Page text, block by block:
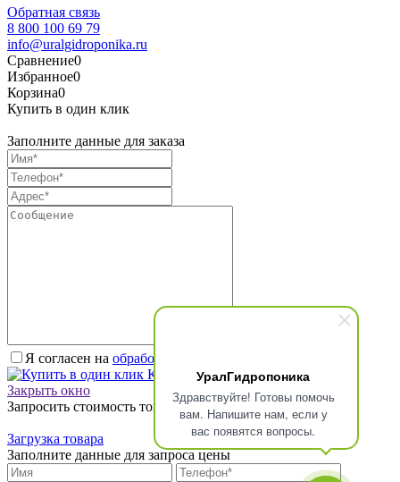
УралГидропоника
Здравствуйте! Готовы помочь
вам. Напишите нам, если у
вас появятся вопросы.
Обратная связь
8 800 100 69 79
info@uralgidroponika.ru
Сравнение0
Избранное0
Корзина0
Купить в один клик
Заполните данные для заказа
Я согласен на обработку персональных данных.
Купить в один клик
Закрыть окно
Запросить стоимость товара
Загрузка товара
Заполните данные для запроса цены